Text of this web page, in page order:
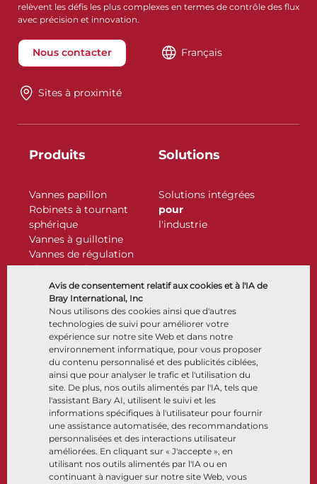
Avis de consentement relatif aux cookies et à l'IA de
Bray International, Inc
Nous utilisons des cookies ainsi que d'autres
technologies de suivi pour améliorer votre
expérience sur notre site Web et dans notre
environnement informatique, pour vous proposer
du contenu personnalisé et des publicités ciblées,
ainsi que pour analyser le trafic et l'utilisation du
site. De plus, nos outils alimentés par l'IA, tels que
l'assistant Bary AI, utilisent le suivi et les
informations spécifiques à l'utilisateur pour fournir
une assistance automatisée, des recommandations
personnalisées et des interactions utilisateur
améliorées. En cliquant sur « J'accepte », en
utilisant nos outils alimentés par l'IA ou en
continuant à naviguer sur notre site Web, vous
relèvent les défis les plus complexes en termes de contrôle des flux
avec précision et innovation.
Nous contacter Français
Sites à proximité
Produits
Vannes papillon
Robinets à tournant
sphérique
Vannes à guillotine
Vannes de régulation
Clapets antiretour
Actionneurs
Accessoires de contrôle
Cryogénique
Solutions
Solutions intégrées
pour
l'industrie
Entreprise
À propos
Sites
Partenariats
Développement durable
Portail clients
Ressources
Documents
Centre de connaissance
Logiciels
Sélection de matériaux
Suivez-nous LinkedIn